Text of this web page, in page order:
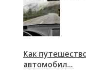
Как
автомобил...